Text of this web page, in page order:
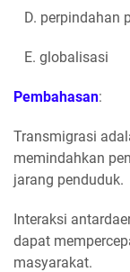
D. perpindahan
E. globalisasi
Pembahasan:
Transmigrasi
memindahkan
jarang penduduk.
Interaksi
dapat
masyarakat.